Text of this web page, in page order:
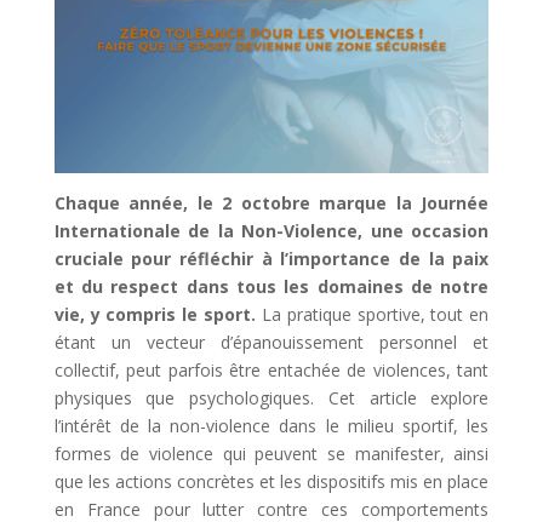
Chaque année, le 2 octobre marque la Journée
Internationale de la Non-Violence, une occasion
cruciale pour réfléchir à l’importance de la paix
et du respect dans tous les domaines de notre
vie, y compris le sport. La pratique sportive, tout en
étant un vecteur d’épanouissement personnel et
collectif, peut parfois être entachée de violences, tant
physiques que psychologiques. Cet article explore
l’intérêt de la non-violence dans le milieu sportif, les
formes de violence qui peuvent se manifester, ainsi
que les actions concrètes et les dispositifs mis en place
en France pour lutter contre ces comportements